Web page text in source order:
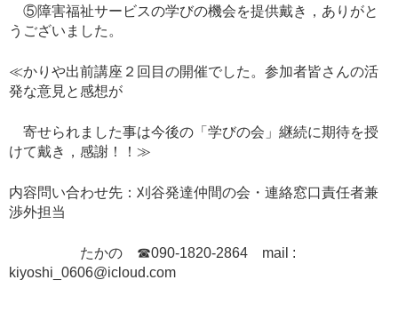
⑤障害福祉サービスの学びの機会を提供戴き，ありがと
うございました。
≪かりや出前講座２回目の開催でした。参加者皆さんの活
発な意見と感想が
寄せられました事は今後の「学びの会」継続に期待を授
けて戴き，感謝！！≫
内容問い合わせ先：刈谷発達仲間の会・連絡窓口責任者兼
渉外担当
たかの ☎090-1820-2864 mail :
kiyoshi_0606@icloud.com